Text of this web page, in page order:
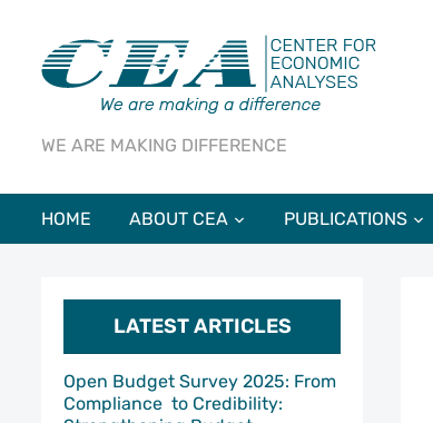
WE ARE MAKING DIFFERENCE
HOME ABOUT CEA PUBLICATIONS
LATEST ARTICLES
Open Budget Survey 2025: From
Compliance to Credibility: